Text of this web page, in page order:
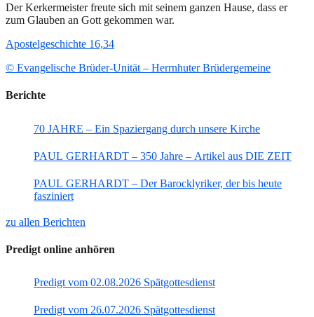
Der Kerkermeister freute sich mit seinem ganzen Hause, dass er
zum Glauben an Gott gekommen war.
Apostelgeschichte 16,34
© Evangelische Brüder-Unität – Herrnhuter Brüdergemeine
Berichte
70 JAHRE – Ein Spaziergang durch unsere Kirche
PAUL GERHARDT – 350 Jahre – Artikel aus DIE ZEIT
PAUL GERHARDT – Der Barocklyriker, der bis heute
fasziniert
zu allen Berichten
Predigt online anhören
Predigt vom 02.08.2026 Spätgottesdienst
Predigt vom 26.07.2026 Spätgottesdienst